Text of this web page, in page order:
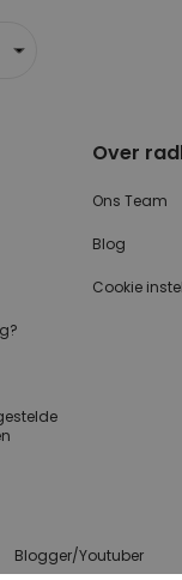
Over
Ons Team
Blog
Cookie
Blogger/Youtuber